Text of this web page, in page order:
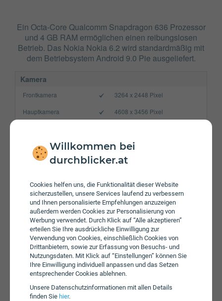
Willkommen bei
durchblicker.at
Cookies helfen uns, die Funktionalität dieser Website
sicherzustellen, unsere Services laufend zu verbessern
und Ihnen personalisierte Empfehlungen anzuzeigen
außerdem werden Cookies zur Personalisierung von
Werbung verwendet. Durch Klick auf “Alle akzeptieren”
erteilen Sie Ihre ausdrückliche Einwilligung zur
Verwendung von Cookies, einschließlich Cookies von
Drittanbietern, sowie zur Erfassung von Besuchs- und
Nutzungsdaten. Mit Klick auf “Einstellungen” können Sie
Ihre Einwilligung individuell anpassen und das Setzen
entsprechender Cookies ablehnen.
Unsere Daten­schutz­informationen mit allen Details
finden Sie hier.
Ein Octa-Core Qualcomm Snapdragon 636 Prozessor
und 4 GB RAM ermöglichen einen reibungslosen
Betrieb. Das Nokia Nokia 6.2 wird standardmäßig mit
dem Betriebsystem Android 9.0 Pie ausgeliefert.
Kamera
Frontkamera
3264 x 2448 Pixel
Hauptkamera
4608 x 3456 Pixel
5.0
NFC
Gerät
Akku
3500 mAh
Speicherkarte
max. 512 GB
Betriebssystem
Android 9.0 Pie
Prozessor
Octa-Core
Arbeitsspeicher
SIM-Karte